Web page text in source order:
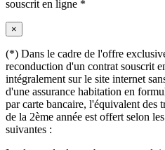
souscrit en ligne *
×
(*) Dans le cadre de l'offre
reconduction d'un contrat souscrit
intégralement sur le site internet
d'une assurance habitation en
par carte bancaire, l'équivalent des
de la 2ème année est offert selon
suivantes :